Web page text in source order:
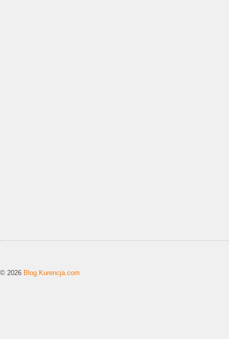
© 2026 Blog.Kurencja.com